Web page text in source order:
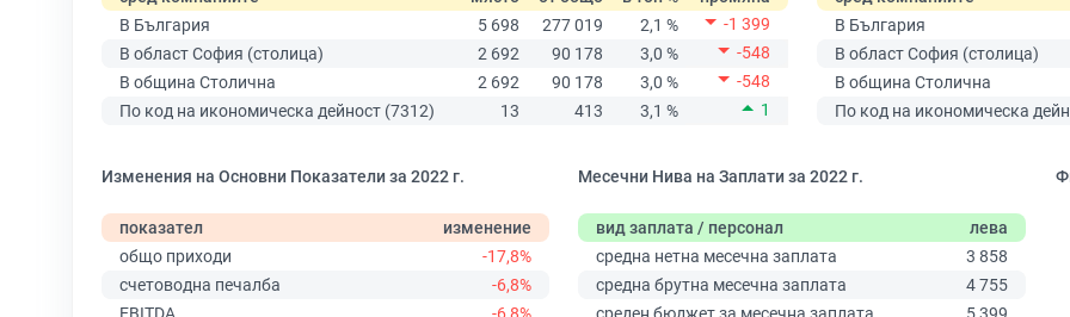
В България
5 698 277 019 2,1 %
-1 399
В област София (столица)
2 692 90 178 3,0 %
-548
В община Столична
2 692 90 178 3,0 %
-548
По код на икономическа дейност (7312)
13 413 3,1 % 1
В България
В област София (столица)
В община Столична
По код на икономическа
Изменения на Основни Показатели за 2022 г.
показател
изменение
общо приходи
-17,8%
счетоводна печалба
-6,8%
Месечни Нива на Заплати за 2022 г.
вид заплата / персонал
лева
средна нетна месечна заплата
3 858
средна брутна месечна заплата
4 755